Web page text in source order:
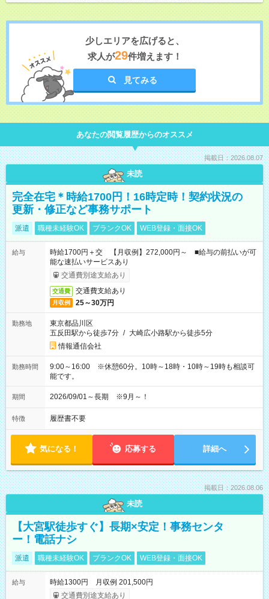
少しエリアを広げると、
求人が29件増えます！
見てみる
あなたの閲覧履歴からのオススメ
掲載日：2026.08.07
未読
完全在宅＊時給1700円！16時定時！契約状況の
更新・修正など事務サポート
派遣 職種未経験OK ブランクOK WEB登録・面接OK
給与
時給1700円＋交 【月収例】272,000円～ ■給与の前払いが可
能な速払いサービスあり
交通費別途支給あり
交通費 交通費支給あり
月収例 25～30万円
勤務地
東京都品川区
五反田駅から徒歩7分 / 大崎広小路駅から徒歩5分
情報通信会社
勤務時間
9:00～16:00 ※休憩60分。10時～18時・10時～19時も相談可
能です。
期間 2026/09/01～長期 ※9月～！
特徴 履歴書不要
気になる！ 応募する 詳細へ
掲載日：2026.08.06
未読
【大宮駅徒歩すぐ】長期×安定！事務センタ
ー！電話ナシ
派遣 職種未経験OK ブランクOK WEB登録・面接OK
給与
時給1300円 月収例 201,500円
交通費別途支給あり